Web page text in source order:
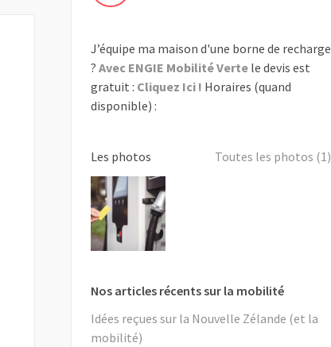
J’équipe ma maison d'une borne de recharge
? Avec ENGIE Mobilité Vertele devis est
gratuit : Cliquez Ici ! Horaires (quand
disponible) :
Les photos Toutes les photos (1)
Nos articles récents sur la mobilité
Idées reçues sur la Nouvelle Zélande (et la
mobilité)